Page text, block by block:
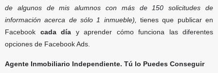
de algunos de mis alumnos con más de 150 solicitudes de
información acerca de sólo 1 inmueble),
tienes que publicar en
Facebook cada día y aprender cómo funciona las diferentes
opciones de Facebook Ads.
Agente Inmobiliario Independiente. Tú lo Puedes Conseguir